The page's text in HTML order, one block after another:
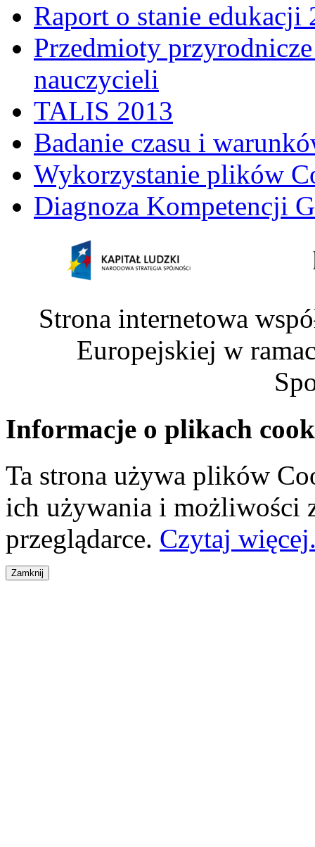
Raport o stanie edukacji
Przedmioty
nauczycieli
TALIS 2013
Badanie czasu i
Wykorzystanie plików
Diagnoza Kompetencji
Strona internetowa
Europejskiej w
Informacje o plikach
Ta strona używa plików
ich używania i możliwości
przeglądarce. Czytaj